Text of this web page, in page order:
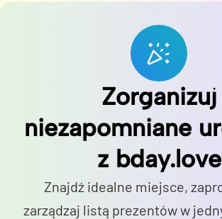
Zorganizuj
niezapomniane
z bday.love
Znajdź idealne miejsce,
zarządzaj listą prezentów w